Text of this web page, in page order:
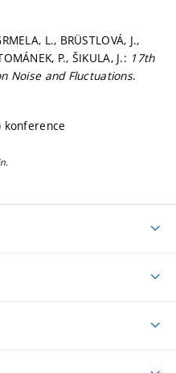
L., BRÜSTLOVÁ, J.,
P., ŠIKULA, J.: 17th
Noise and Fluctuations.
konference